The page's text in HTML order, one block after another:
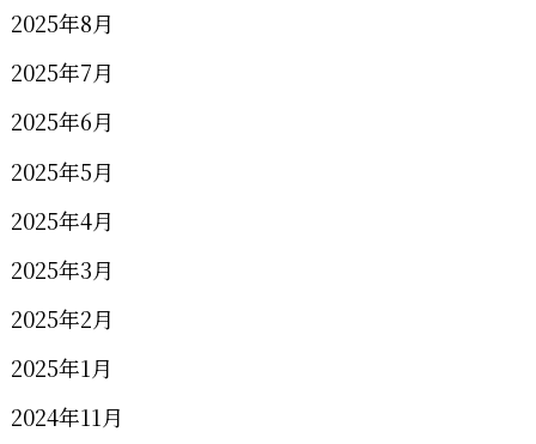
2025年8月
2025年7月
2025年6月
2025年5月
2025年4月
2025年3月
2025年2月
2025年1月
2024年11月